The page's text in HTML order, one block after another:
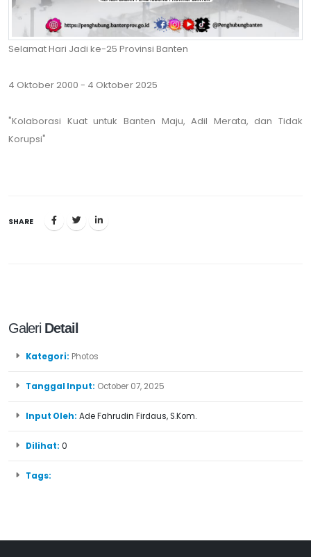
Selamat Hari Jadi ke-25 Provinsi Banten
4 Oktober 2000 - 4 Oktober 2025
"Kolaborasi Kuat untuk Banten Maju, Adil Merata, dan Tidak
Korupsi"
SHARE
Galeri Detail
Kategori: Photos
Tanggal Input: October 07, 2025
Input Oleh: Ade Fahrudin Firdaus, S.Kom.
Dilihat: 0
Tags: